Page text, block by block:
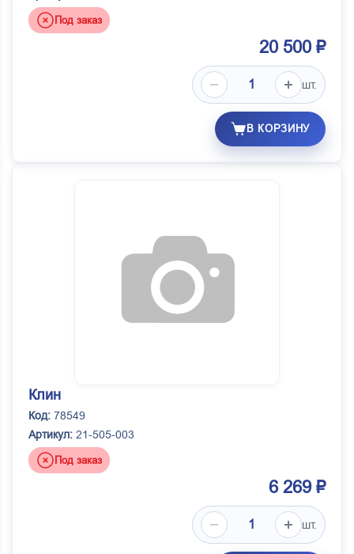
Под заказ
20 500 ₽
шт.
В КОРЗИНУ
Клин
Код: 78549
Артикул: 21-505-003
Под заказ
6 269 ₽
шт.